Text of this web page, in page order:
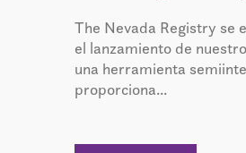
The Nevada Registry se
el lanzamiento de
una herramienta
proporciona...